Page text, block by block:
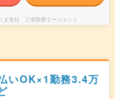
ま支社 三幸医療エージェント
いOK×1勤務3.4万